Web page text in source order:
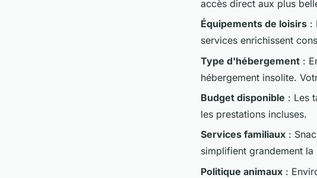
accès direct aux plus
Équipements de loisirs :
services enrichissent
Type d'hébergement :
hébergement insolite.
Budget disponible : Les
les prestations incluses.
Services familiaux :
simplifient grandement
Politique animaux :